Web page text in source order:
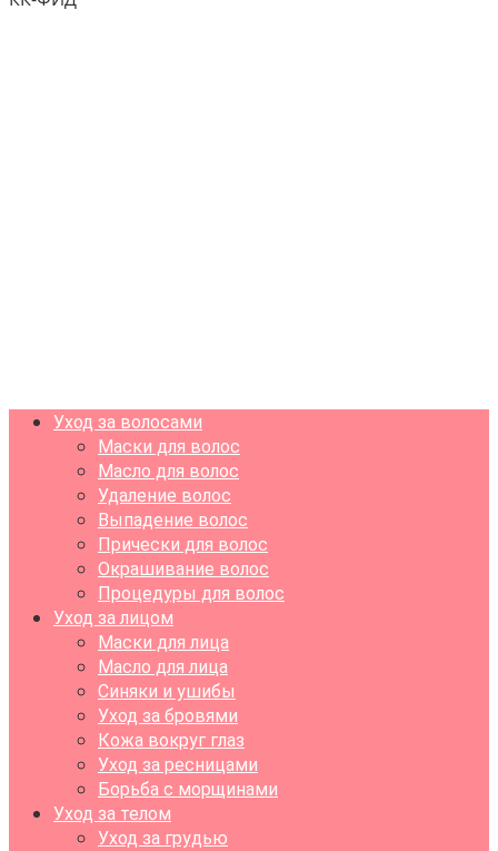
Уход за волосами
Маски для волос
Масло для волос
Удаление волос
Выпадение волос
Прически для волос
Окрашивание волос
Процедуры для волос
Уход за лицом
Маски для лица
Масло для лица
Синяки и ушибы
Уход за бровями
Кожа вокруг глаз
Уход за ресницами
Борьба с морщинами
Уход за телом
Уход за грудью